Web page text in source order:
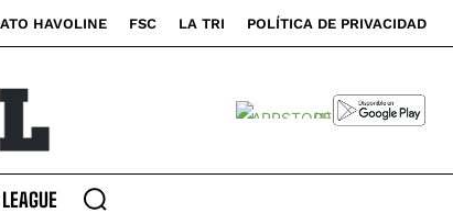
HAVOLINE FSC LA TRI POLÍTICA DE PRIVACIDAD